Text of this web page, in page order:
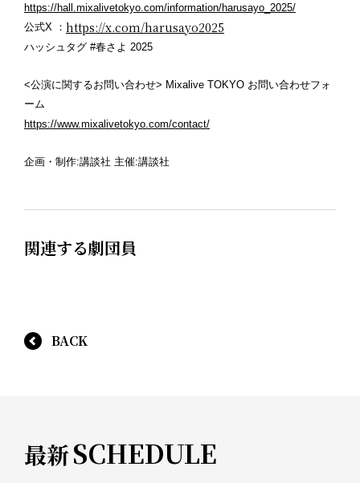
https://hall.mixalivetokyo.com/information/harusayo_2025/
公式X ： https://x.com/harusayo2025
ハッシュタグ #春さよ 2025
<公演に関するお問い合わせ> Mixalive TOKYO お問い合わせフォ
ーム
https://www.mixalivetokyo.com/contact/
企画・制作:講談社 主催:講談社
関連する劇団員
BACK
最新SCHEDULE